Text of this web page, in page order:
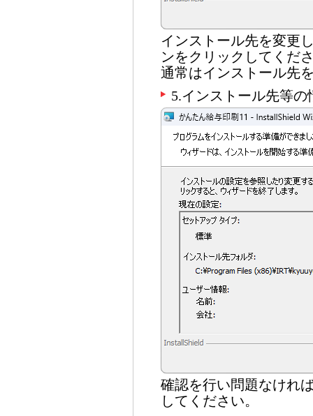
インストール先を変更
ンをクリックしてくだ
通常はインストール先
5.インストール先等
確認を行い問題なけれ
してください。